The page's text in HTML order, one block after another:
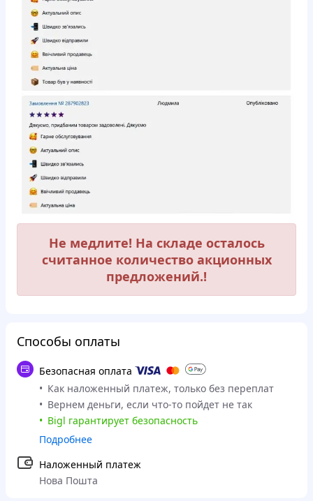
Не медлите! На складе осталось
считанное количество акционных
предложений.!
Способы оплаты
Безопасная оплата
Как наложенный платеж, только без переплат
Вернем деньги, если что-то пойдет не так
Bigl гарантирует безопасность
Подробнее
Наложенный платеж
Нова Пошта